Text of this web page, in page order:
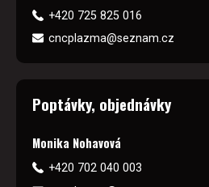
+420 725 825 016
cncplazma@seznam.cz
Poptávky, objednávky
Monika Nohavová
+420 702 040 003